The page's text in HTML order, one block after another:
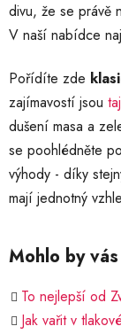
divu, že se právě
V naší nabídce
Pořídíte zde
zajímavostí jsou
dušení masa a
se poohlédněte po
výhody - díky
mají jednotný
Mohlo by
To nejlepší od
Jak vařit v